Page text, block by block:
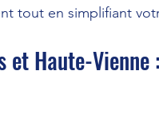
tout en simplifiant
et Haute-